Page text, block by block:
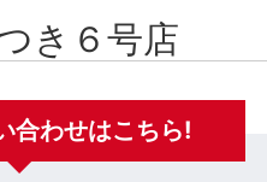
き６号店
合わせはこちら!